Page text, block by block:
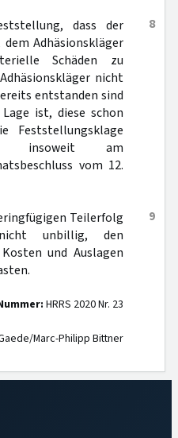
8
dass der
Adhäsionskläger
Schäden zu
nicht
entstanden sind
ist, diese schon
Feststellungsklage
insoweit am
vom 12.
9
Teilerfolg
unbillig, den
und Auslagen
HRRS 2020 Nr. 23
Marc-Philipp Bittner